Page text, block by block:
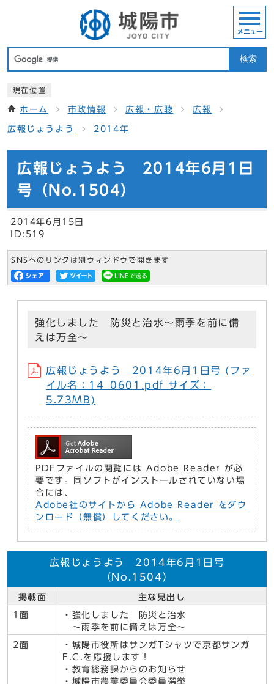
検索
メニュー
現在位置
ホーム 市政情報 広報・広聴 広報
広報じょうよう 2014年
広報じょうよう 2014年6月1日
号（No.1504）
2014年6月15日
ID:519
SNSへのリンクは別ウィンドウで開きます
強化しました 防災と治水～雨季を前に備
えは万全～
広報じょうよう 2014年6月1日号 (ファ
イル名：14_0601.pdf サイズ：
5.73MB)
PDFファイルの閲覧には Adobe Reader が必
要です。同ソフトがインストールされていない場
合には、
Adobe社のサイトから Adobe Reader をダウ
ンロード（無償）してください。
広報じょうよう 2014年6月1日号
（No.1504）
掲載面 主な見出し
1面
・強化しました 防災と治水
～雨季を前に備えは万全～
2面
・城陽市役所はサンガTシャツで京都サンガ
F.C.を応援します！
・教育総務課からのお知らせ
・城陽市農業委員会委員選挙